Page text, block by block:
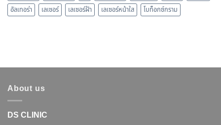
อัลเทอร่า
เลเซอร์ เลเซอร์ฝ้า เลเซอร์หน้าใส โบท็อกซ์กราม
About us
DS CLINIC